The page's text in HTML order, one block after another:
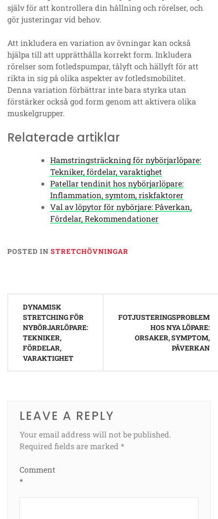
själv för att kontrollera din hållning och rörelser, och
gör justeringar vid behov.
Att inkludera en variation av övningar kan också
hjälpa till att upprätthålla korrekt form. Inkludera
rörelser som fotledspumpar, tålyft och hällyft för att
rikta in sig på olika aspekter av fotledsmobilitet.
Denna variation förbättrar inte bara styrka utan
förstärker också god form genom att aktivera olika
muskelgrupper.
Relaterade artiklar
Hamstringsträckning för nybörjarlöpare:
Tekniker, fördelar, varaktighet
Patellar tendinit hos nybörjarlöpare:
Inflammation, symtom, riskfaktorer
Val av löpytor för nybörjare: Påverkan,
Fördelar, Rekommendationer
POSTED IN STRETCHÖVNINGAR
navigation
DYNAMISK
STRETCHING FÖR
NYBÖRJARLÖPARE:
TEKNIKER,
FÖRDELAR,
VARAKTIGHET
FOTJUSTERINGSPROBLEM
HOS NYA LÖPARE:
ORSAKER, SYMPTOM,
PÅVERKAN
LEAVE A REPLY
Your email address will not be published.
Required fields are marked *
Comment
*